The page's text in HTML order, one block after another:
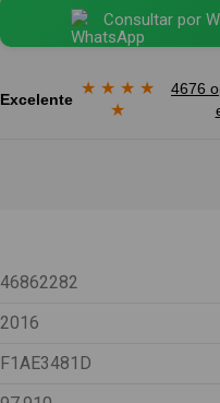
Consultar por
Excelente
★ ★ ★ ★
★
4676
46862282
2016
F1AE3481D